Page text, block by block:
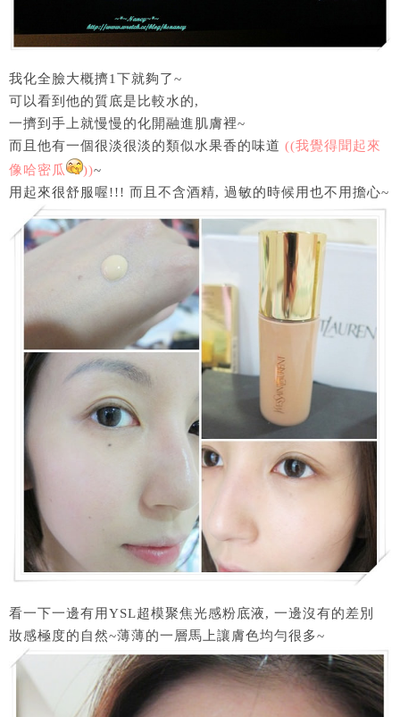
我化全臉大概擠1下就夠了~
可以看到他的質底是比較水的,
一擠到手上就慢慢的化開融進肌膚裡~
而且他有一個很淡很淡的類似水果香的味道 ((我覺得聞起來
像哈密瓜
))~
用起來很舒服喔!!! 而且不含酒精, 過敏的時候用也不用擔心~
看一下一邊有用YSL超模聚焦光感粉底液, 一邊沒有的差別
妝感極度的自然~薄薄的一層馬上讓膚色均勻很多~